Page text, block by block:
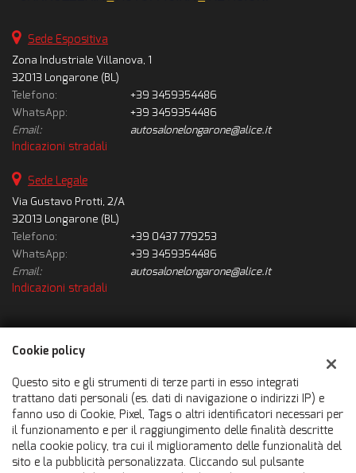
Sede Espositiva
Zona Industriale Villanova, 1
32013 Longarone (BL)
Telefono:
+39 3459354486
WhatsApp:
+39 3459354486
Email:
autosalonelongarone@alice.it
Indicazioni stradali
Sede Legale
Via Gustavo Protti, 2/A
32013 Longarone (BL)
Telefono:
+39 0437 779253
WhatsApp:
+39 3459354486
Email:
autosalonelongarone@alice.it
Indicazioni stradali
Dati fiscali:
Autosalone Longarone Srl
Via Gustavo Protti, 2/A, Longarone (BL)
C.F/P.IVA: 01010930251
Registro delle imprese:BL
Cookie policy
Questo sito e gli strumenti di terze parti in esso integrati
trattano dati personali (es. dati di navigazione o indirizzi IP) e
fanno uso di Cookie, Pixel, Tags o altri identificatori necessari per
il funzionamento e per il raggiungimento delle finalità descritte
nella cookie policy, tra cui il miglioramento delle funzionalità del
sito e la pubblicità personalizzata. Cliccando sul pulsante